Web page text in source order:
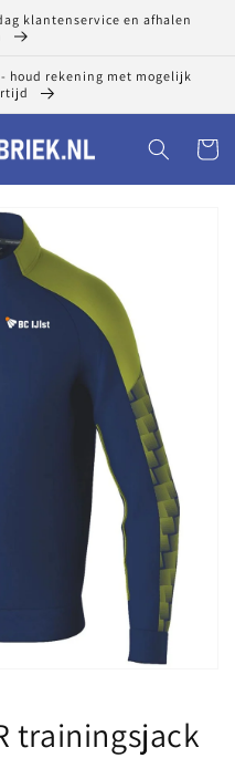
klantenservice en afhalen
houd rekening met mogelijk
trainingsjack